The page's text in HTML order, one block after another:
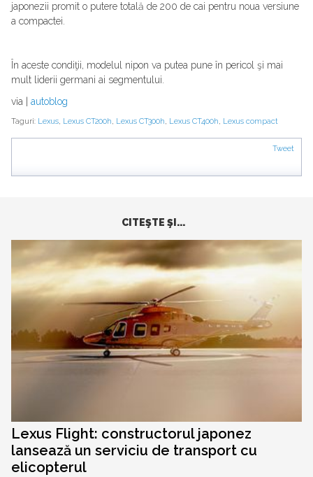
japonezii promit o putere totală de 200 de cai pentru noua versiune
a compactei.
În aceste condiţii, modelul nipon va putea pune în pericol şi mai
mult liderii germani ai segmentului.
via | autoblog
Taguri: Lexus, Lexus CT200h, Lexus CT300h, Lexus CT400h, Lexus compact
Tweet
CITEŞTE ŞI...
Lexus Flight: constructorul japonez
lansează un serviciu de transport cu
elicopterul